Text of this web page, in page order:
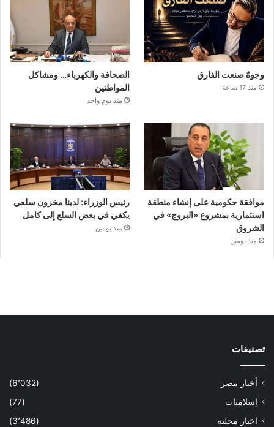
وجوهٌ صنعت الفارق
منذ 17 ساعة
الصحافة والكهرباء… ومشاكل
المواطنين
منذ يوم واحد
موافقة حكومية على إنشاء منطقة
استثمارية بمشروع «البروج» في
الشروق
منذ يومين
رئيس الوزراء: لدينا مخزون سلعي
يكفي في بعض السلع إلى كامل
منذ يومين
تصنيفات
أخبار مصر
(6٬032)
إسلاميات
(77)
اخبار محليه
(3٬486)